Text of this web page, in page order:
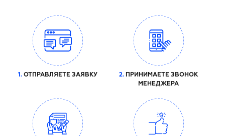
1. ОТПРАВЛЯЕТЕ ЗАЯВКУ 2. ПРИНИМАЕТЕ ЗВОНОК
МЕНЕДЖЕРА